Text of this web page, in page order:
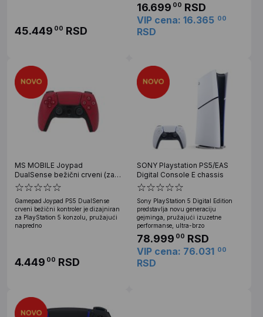
45.449 00 RSD
16.699 00 RSD
VIP cena: 16.365 00
RSD
MS MOBILE Joypad
DualSense bežični crveni (za
PS5)
Gamepad Joypad PS5 DualSense
crveni bežični kontroler je dizajniran
za PlayStation 5 konzolu, pružajući
napredno
4.449 00 RSD
SONY Playstation PS5/EAS
Digital Console E chassis
Sony PlayStation 5 Digital Edition
predstavlja novu generaciju
gejminga, pružajući izuzetne
performanse, ultra-brzo
78.999 00 RSD
VIP cena: 76.031 00
RSD